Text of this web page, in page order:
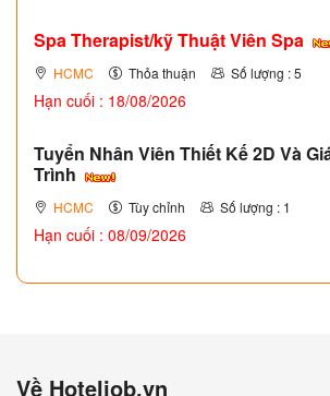
Spa Therapist/kỹ Thuật Viên Spa
HCMC Thỏa thuận Số lượng : 5
Hạn cuối : 18/08/2026
Tuyển Nhân Viên Thiết Kế 2D Và
Trình
HCMC Tùy chỉnh Số lượng : 1
Hạn cuối : 08/09/2026
Về Hoteljob.vn